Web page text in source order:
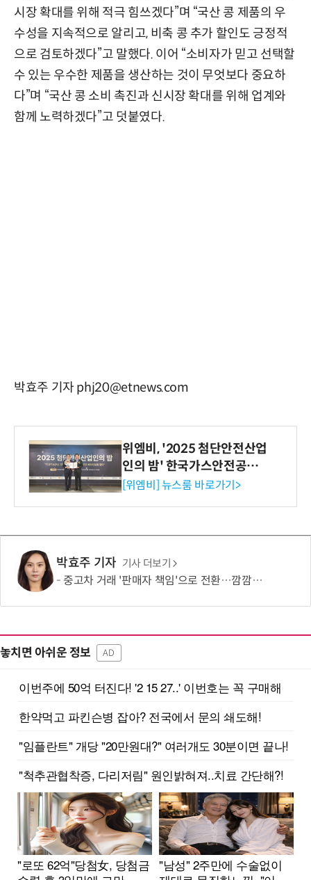
시장 확대를 위해 적극 힘쓰겠다”며 “국산 콩 제품의 우
수성을 지속적으로 알리고, 비축 콩 추가 할인도 긍정적
으로 검토하겠다”고 말했다. 이어 “소비자가 믿고 선택할
수 있는 우수한 제품을 생산하는 것이 무엇보다 중요하
다”며 “국산 콩 소비 촉진과 신시장 확대를 위해 업계와
함께 노력하겠다”고 덧붙였다.
박효주 기자 phj20@etnews.com
위엠비, '2025 첨단안전산업
인의 밤' 한국가스안전공사
사장상 수상
[위엠비] 뉴스룸 바로가기>
박효주 기자 기사 더보기
중고차 거래 '판매자 책임'으로 전환…깜깜이 수수료 없앤다
놓치면 아쉬운 정보 AD